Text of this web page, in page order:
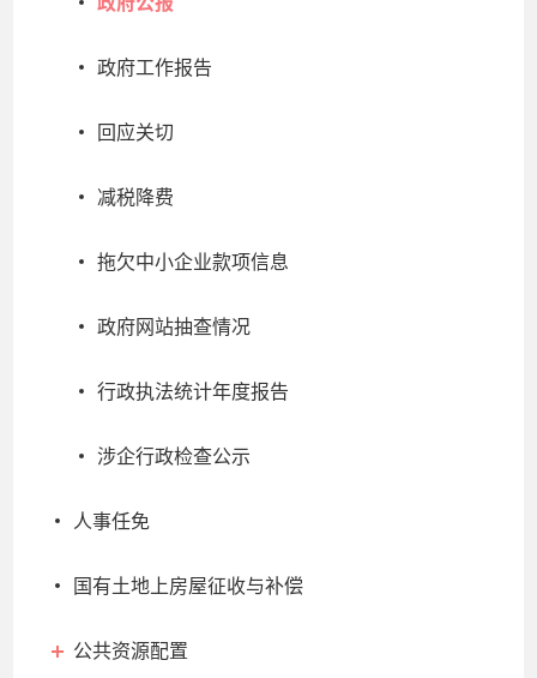
政府工作报告
回应关切
减税降费
拖欠中小企业款项信息
政府网站抽查情况
行政执法统计年度报告
涉企行政检查公示
人事任免
国有土地上房屋征收与补偿
公共资源配置